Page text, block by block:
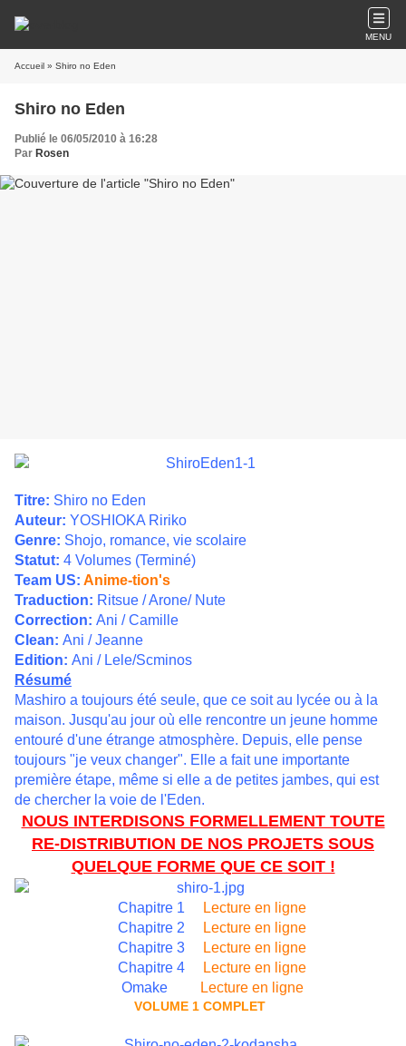
MENU
Accueil » Shiro no Eden
Shiro no Eden
Publié le 06/05/2010 à 16:28
Par Rosen
Titre: Shiro no Eden
Auteur: YOSHIOKA Ririko
Genre: Shojo, romance, vie scolaire
Statut: 4 Volumes (Terminé)
Team US: Anime-tion's
Traduction: Ritsue / Arone/ Nute
Correction: Ani / Camille
Clean: Ani / Jeanne
Edition: Ani / Lele/Scminos
Résumé
Mashiro a toujours été seule, que ce soit au lycée ou à la
maison. Jusqu'au jour où elle rencontre un jeune homme
entouré d'une étrange atmosphère. Depuis, elle pense
toujours "je veux changer". Elle a fait une importante
première étape, même si elle a de petites jambes, qui est
de chercher la voie de l'Eden.
NOUS INTERDISONS FORMELLEMENT TOUTE
RE-DISTRIBUTION DE NOS PROJETS SOUS
QUELQUE FORME QUE CE SOIT !
Chapitre 1
Lecture en ligne
Chapitre 2
Lecture en ligne
Chapitre 3
Lecture en ligne
Chapitre 4
Lecture en ligne
Omake
Lecture en ligne
VOLUME 1 COMPLET